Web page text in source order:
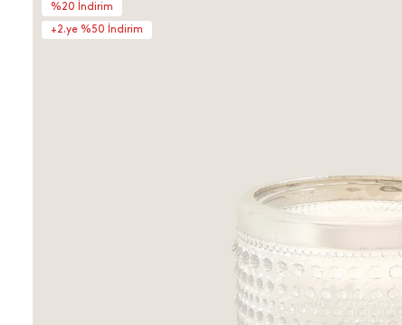
%20 İndirim
+2.ye %50 İndirim